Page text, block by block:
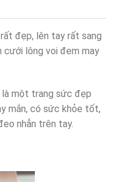
đẹp, lên tay rất sang
cưới lông voi đem may
là một trang sức đẹp
mắn, có sức khỏe tốt,
nhẫn trên tay.